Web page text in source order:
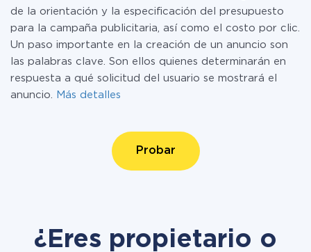
de la orientación y la especificación del presupuesto
para la campaña publicitaria, así como el costo por clic.
Un paso importante en la creación de un anuncio son
las palabras clave. Son ellos quienes determinarán en
respuesta a qué solicitud del usuario se mostrará el
anuncio.
Más detalles
Probar
¿Eres propietario o